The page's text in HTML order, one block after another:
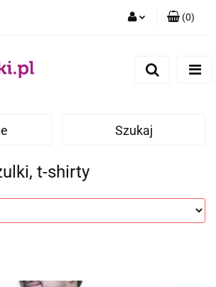
(0)
Szukaj
t-shirty